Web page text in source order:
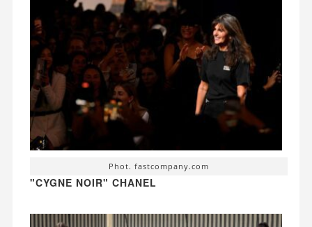
Phot. fastcompany.com
"CYGNE NOIR" CHANEL